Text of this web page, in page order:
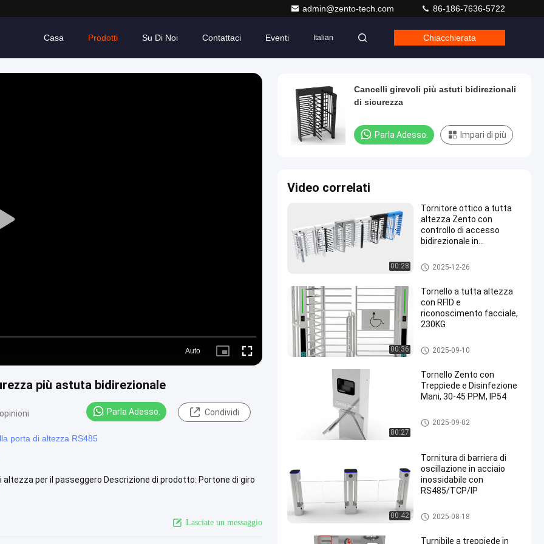
admin@zento-tech.com 86-186-7636-5722
Casa Prodotti Su Di Noi Contattaci Eventi Italian Chiacchierata
Play
Auto
Picture- Fullscreen
più astuta bidirezionale
Parla Adesso. Condividi
porta di altezza RS485
per il passeggero Descrizione di prodotto: Portone di giro
Lasciate un messaggio
Cancelli girevoli più astuti bidirezionali
di sicurezza
Parla Adesso. Impari di più
Video correlati
00:28
Tornitore ottico a tutta
altezza Zento con
controllo di accesso
bidirezionale in
30-45P/Min
Cancello girevole pieno di alte
zza
2025-12-26
00:36
Tornello a tutta altezza
con RFID e
riconoscimento facciale,
230KG
Cancello girevole pieno di alte
zza
2025-09-10
00:27
Tornello Zento con
Treppiede e Disinfezione
Mani, 30-45 PPM, IP54
Portone del cancello girevole d
el treppiede
2025-09-02
00:42
Tornitura di barriera di
oscillazione in acciaio
inossidabile con
RS485/TCP/IP
Cancello girevole della barriera
dell'oscillazione
2025-08-18
Turnibile a treppiede in